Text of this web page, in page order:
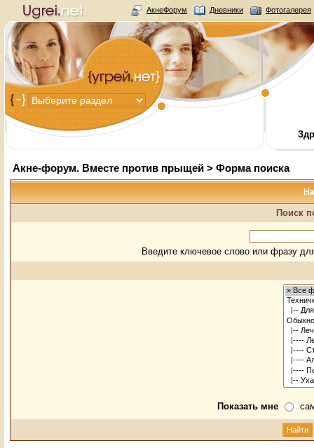
АкнеФорум Дневники Фотогалерея
Акне-форум. Вместе против прыщей > Форма поиска
Поиск
Введите ключевое слово или фразу
Показать мне